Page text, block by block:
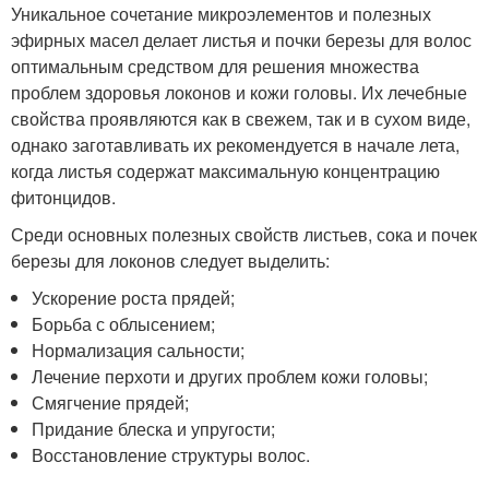
Уникальное сочетание микроэлементов и полезных
эфирных масел делает листья и почки березы для волос
оптимальным средством для решения множества
проблем здоровья локонов и кожи головы. Их лечебные
свойства проявляются как в свежем, так и в сухом виде,
однако заготавливать их рекомендуется в начале лета,
когда листья содержат максимальную концентрацию
фитонцидов.
Среди основных полезных свойств листьев, сока и почек
березы для локонов следует выделить:
Ускорение роста прядей;
Борьба с облысением;
Нормализация сальности;
Лечение перхоти и других проблем кожи головы;
Смягчение прядей;
Придание блеска и упругости;
Восстановление структуры волос.